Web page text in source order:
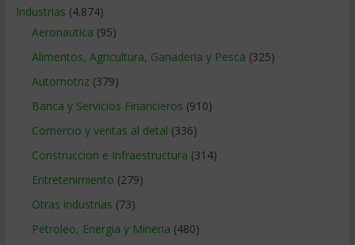
Industrias (4.874)
Aeronautica (95)
Alimentos, Agricultura, Ganaderia y Pesca (325)
Automotriz(379)
Banca y Servicios Financieros (910)
Comercio y ventas al detal (336)
Construccion e Infraestructura (314)
Entretenimiento (279)
Otras industrias (73)
Petroleo, Energia y Mineria (480)